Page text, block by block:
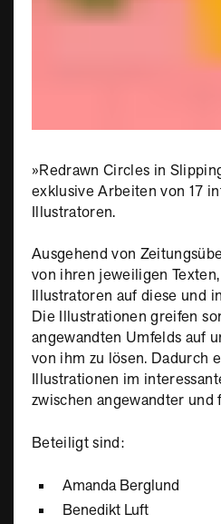
»Redrawn Circles in
exklusive Arbeiten von 17
Illustratoren.
Ausgehend von
von ihren jeweiligen
Illustratoren auf diese und
Die Illustrationen greifen
angewandten Umfelds auf
von ihm zu lösen. Dadurch
Illustrationen im
zwischen angewandter und
Beteiligt sind:
Amanda Berglund
Benedikt Luft